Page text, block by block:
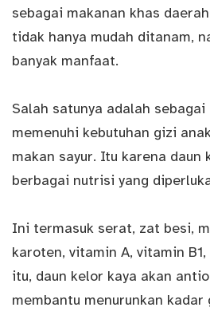
sebagai makanan khas
tidak hanya mudah ditanam,
banyak manfaat.
Salah satunya adalah
memenuhi kebutuhan gizi
makan sayur. Itu karena daun
berbagai nutrisi yang
Ini termasuk serat, zat besi,
karoten, vitamin A, vitamin
itu, daun kelor kaya akan
membantu menurunkan kadar